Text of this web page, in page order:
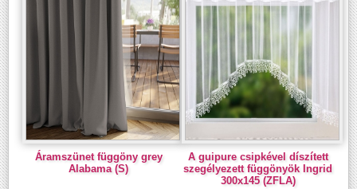
Áramszünet függöny grey
Alabama (S)
A guipure csipkével díszített
szegélyezett függönyök Ingrid
300x145 (ZFLA)